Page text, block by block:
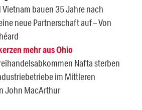
Vietnam bauen 35 Jahre nach
neue Partnerschaft auf – Von
mehr aus Ohio
Nafta sterben
im Mittleren
John MacArthur